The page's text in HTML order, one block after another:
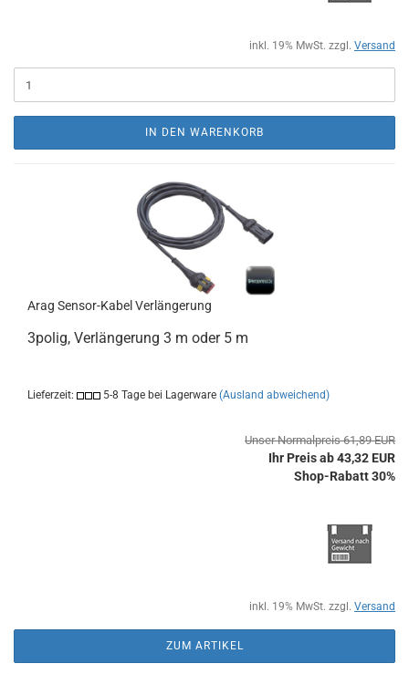
inkl. 19% MwSt. zzgl. Versand
IN DEN WARENKORB
Arag Sensor-Kabel Verlängerung
3polig, Verlängerung 3 m oder 5 m
Lieferzeit: 5-8 Tage bei Lagerware (Ausland abweichend)
Unser Normalpreis 61,89 EUR
Ihr Preis ab 43,32 EUR
Shop-Rabatt 30%
inkl. 19% MwSt. zzgl. Versand
ZUM ARTIKEL